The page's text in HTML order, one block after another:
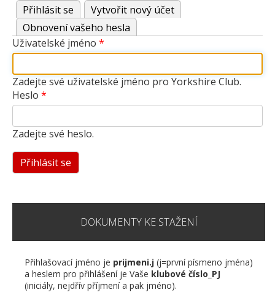
Hlavní
záložky
Přihlásit se (aktivní záložka)
Vytvořit nový účet
Obnovení vašeho hesla
Uživatelské jméno
Zadejte své uživatelské jméno pro Yorkshire Club.
Heslo
Zadejte své heslo.
DOKUMENTY KE STAŽENÍ
Přihlašovací jméno je prijmeni.j (j=první písmeno jména)
a heslem pro přihlášení je Vaše klubové číslo_PJ
(iniciály, nejdřív příjmení a pak jméno).